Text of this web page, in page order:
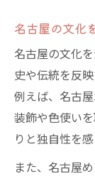
名古屋の文化
名古屋の文化
史や伝統を反
例えば、名古
装飾や色使い
りと独自性を
また、名古屋